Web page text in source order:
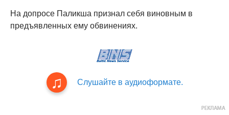
На допросе Паликша признал себя виновным в
предъявленных ему обвинениях.
Слушайте в аудиоформате.